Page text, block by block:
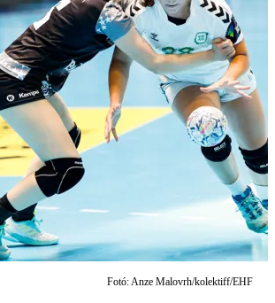
Fotó: Anze Malovrh/kolektiff/EHF